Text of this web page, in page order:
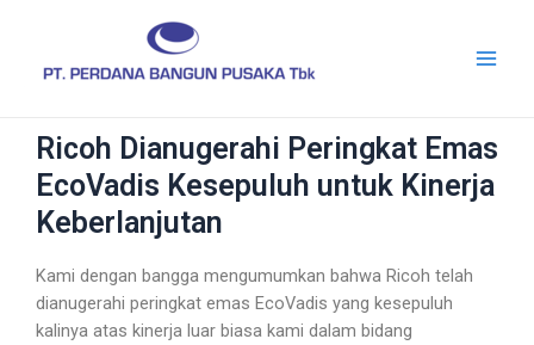
content
Ricoh Dianugerahi Peringkat Emas
EcoVadis Kesepuluh untuk Kinerja
Keberlanjutan
Kami dengan bangga mengumumkan bahwa Ricoh telah
dianugerahi peringkat emas EcoVadis yang kesepuluh
kalinya atas kinerja luar biasa kami dalam bidang